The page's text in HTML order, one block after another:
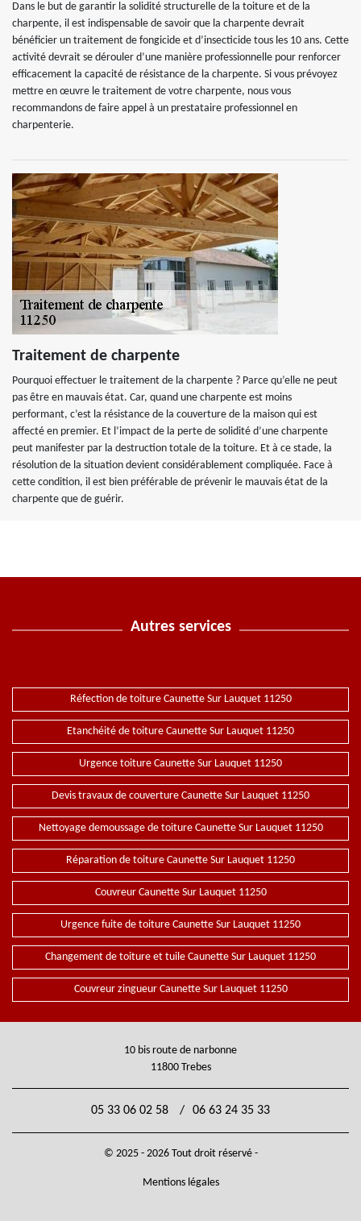
Dans le but de garantir la solidité structurelle de la toiture et de la
charpente, il est indispensable de savoir que la charpente devrait
bénéficier un traitement de fongicide et d’insecticide tous les 10 ans. Cette
activité devrait se dérouler d’une manière professionnelle pour renforcer
efficacement la capacité de résistance de la charpente. Si vous prévoyez
mettre en œuvre le traitement de votre charpente, nous vous
recommandons de faire appel à un prestataire professionnel en
charpenterie.
Traitement de charpente
Pourquoi effectuer le traitement de la charpente ? Parce qu’elle ne peut
pas être en mauvais état. Car, quand une charpente est moins
performant, c’est la résistance de la couverture de la maison qui est
affecté en premier. Et l’impact de la perte de solidité d’une charpente
peut manifester par la destruction totale de la toiture. Et à ce stade, la
résolution de la situation devient considérablement compliquée. Face à
cette condition, il est bien préférable de prévenir le mauvais état de la
charpente que de guérir.
Autres services
Réfection de toiture Caunette Sur Lauquet 11250
Etanchéité de toiture Caunette Sur Lauquet 11250
Urgence toiture Caunette Sur Lauquet 11250
Devis travaux de couverture Caunette Sur Lauquet 11250
Nettoyage demoussage de toiture Caunette Sur Lauquet 11250
Réparation de toiture Caunette Sur Lauquet 11250
Couvreur Caunette Sur Lauquet 11250
Urgence fuite de toiture Caunette Sur Lauquet 11250
Changement de toiture et tuile Caunette Sur Lauquet 11250
Couvreur zingueur Caunette Sur Lauquet 11250
10 bis route de narbonne
11800 Trebes
05 33 06 02 58 / 06 63 24 35 33
© 2025 - 2026 Tout droit réservé -
Mentions légales